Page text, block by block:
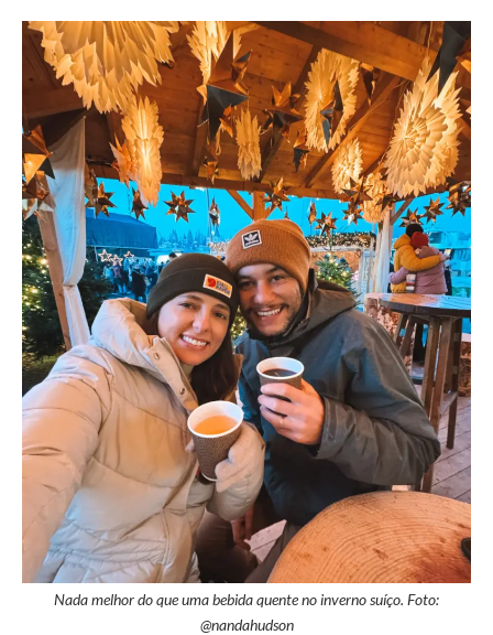
Nada melhor do que uma bebida quente no inverno suíço. Foto:
@nandahudson